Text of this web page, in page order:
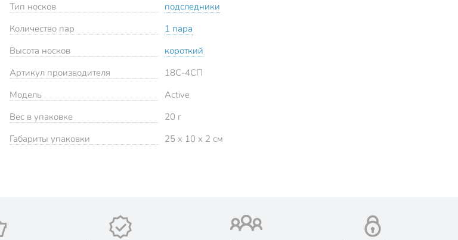
Тип носков
подследники
Количество пар
1 пара
Высота носков
короткий
Артикул производителя
18C-4CП
Модель
Active
Вес в упаковке
20 г
Габариты упаковки
25 x 10 x 2 см